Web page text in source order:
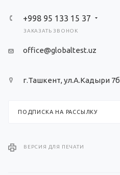
+998 95 133 15 37
ЗАКАЗАТЬ ЗВОНОК
office@globaltest.uz
г.Ташкент, ул.А.Кадыри 7б
ПОДПИСКА НА РАССЫЛКУ
ВЕРСИЯ ДЛЯ ПЕЧАТИ